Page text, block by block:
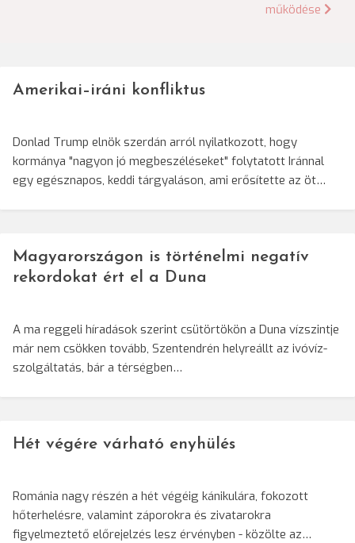
működése
Amerikai–iráni konfliktus
Donlad Trump elnök szerdán arról nyilatkozott, hogy
kormánya "nagyon jó megbeszéléseket" folytatott Iránnal
egy egésznapos, keddi tárgyaláson, ami erősítette az öt…
Magyarországon is történelmi negatív
rekordokat ért el a Duna
A ma reggeli híradások szerint csütörtökön a Duna vízszintje
már nem csökken tovább, Szentendrén helyreállt az ivóvíz-
szolgáltatás, bár a térségben…
Hét végére várható enyhülés
Románia nagy részén a hét végéig kánikulára, fokozott
hőterhelésre, valamint záporokra és zivatarokra
figyelmeztető előrejelzés lesz érvényben - közölte az…